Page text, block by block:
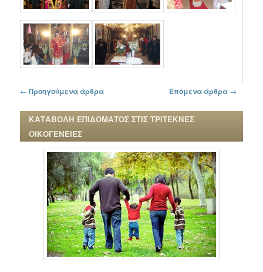
Πλοήγηση στα άρθρα
← Προηγούμενα άρθρα Επόμενα άρθρα →
ΚΑΤΑΒΟΛΗ ΕΠΙΔΟΜΑΤΟΣ ΣΤΙΣ ΤΡΙΤΕΚΝΕΣ
ΟΙΚΟΓΕΝΕΙΕΣ